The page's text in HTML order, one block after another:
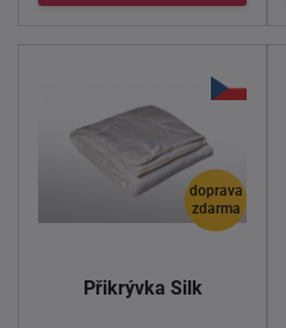
doprava
zdarma
Přikrývka Silk